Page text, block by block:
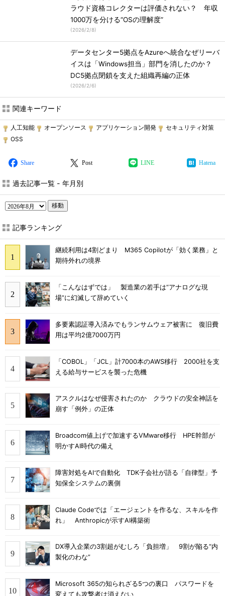
ラウド資格コレクターは評価されない？ 年収
1000万を分ける“OSの理解度”
(2026/2/8)
データセンター5拠点をAzureへ統合なぜリーバ
イスは「Windows担当」部門を消したのか？
DC5拠点閉鎖を支えた組織再編の正体
(2026/2/6)
関連キーワード
人工知能 オープンソース アプリケーション開発
セキュリティ対策
OSS
Share Post LINE Hatena
過去記事一覧 - 年月別
移動
記事ランキング
継続利用は4割どまり M365 Copilotが「効く業務」と
期待外れの境界
「こんなはずでは」 製造業の若手は“アナログな現
場”に幻滅して辞めていく
多要素認証導入済みでもランサムウェア被害に 復旧費
用は平均2億7000万円
「COBOL」「JCL」計7000本のAWS移行 2000社を支
える給与サービスを襲った危機
アスクルはなぜ侵害されたのか クラウドの安全神話を
崩す「例外」の正体
Broadcom値上げで加速するVMware移行 HPE幹部が
明かすAI時代の備え
障害対処をAIで自動化 TDK子会社が語る「自律型」予
知保全システムの裏側
Claude Codeでは「エージェントを作るな、スキルを作
れ」 Anthropicが示すAI構築術
DX導入企業の3割超がむしろ「負担増」 9割が陥る“内
製化のわな”
Microsoft 365の知られざる5つの裏口 パスワードを
変えても攻撃者は消えない